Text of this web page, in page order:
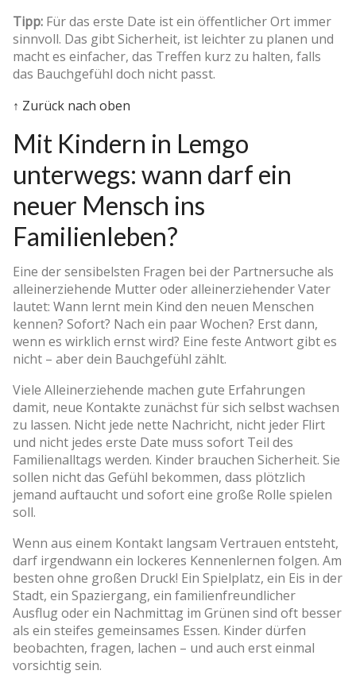
Tipp: Für das erste Date ist ein öffentlicher Ort immer
sinnvoll. Das gibt Sicherheit, ist leichter zu planen und
macht es einfacher, das Treffen kurz zu halten, falls
das Bauchgefühl doch nicht passt.
↑ Zurück nach oben
Mit Kindern in Lemgo
unterwegs: wann darf ein
neuer Mensch ins
Familienleben?
Eine der sensibelsten Fragen bei der Partnersuche als
alleinerziehende Mutter oder alleinerziehender Vater
lautet: Wann lernt mein Kind den neuen Menschen
kennen? Sofort? Nach ein paar Wochen? Erst dann,
wenn es wirklich ernst wird? Eine feste Antwort gibt es
nicht – aber dein Bauchgefühl zählt.
Viele Alleinerziehende machen gute Erfahrungen
damit, neue Kontakte zunächst für sich selbst wachsen
zu lassen. Nicht jede nette Nachricht, nicht jeder Flirt
und nicht jedes erste Date muss sofort Teil des
Familienalltags werden. Kinder brauchen Sicherheit. Sie
sollen nicht das Gefühl bekommen, dass plötzlich
jemand auftaucht und sofort eine große Rolle spielen
soll.
Wenn aus einem Kontakt langsam Vertrauen entsteht,
darf irgendwann ein lockeres Kennenlernen folgen. Am
besten ohne großen Druck! Ein Spielplatz, ein Eis in der
Stadt, ein Spaziergang, ein familienfreundlicher
Ausflug oder ein Nachmittag im Grünen sind oft besser
als ein steifes gemeinsames Essen. Kinder dürfen
beobachten, fragen, lachen – und auch erst einmal
vorsichtig sein.